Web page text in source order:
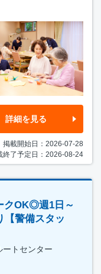
詳細を見る
掲載開始日：2026-07-28
終了予定日：2026-08-24
クOK◎週1日～
【警備スタッ
トセンター